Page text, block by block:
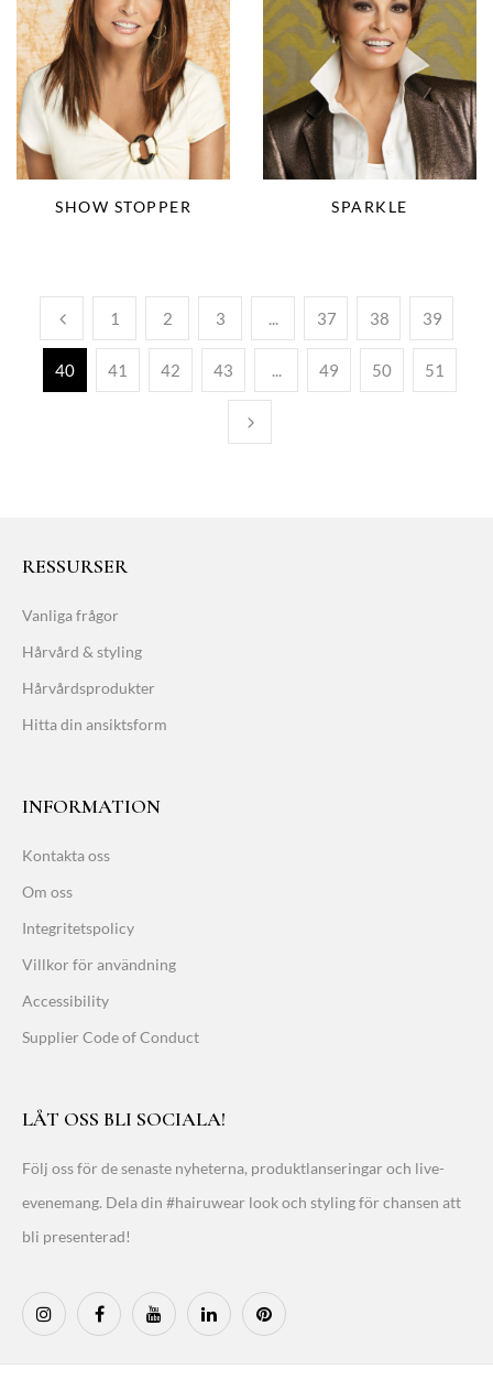
SHOW STOPPER SPARKLE
1 2 3 ... 37 38 39
40 41 42 43 ... 49 50 51
RESSURSER
Vanliga frågor
Hårvård & styling
Hårvårdsprodukter
Hitta din ansiktsform
INFORMATION
Kontakta oss
Om oss
Integritetspolicy
Villkor för användning
Accessibility
Supplier Code of Conduct
LÅT OSS BLI SOCIALA!
Följ oss för de senaste nyheterna, produktlanseringar och live-
evenemang. Dela din #hairuwear look och styling för chansen att
bli presenterad!